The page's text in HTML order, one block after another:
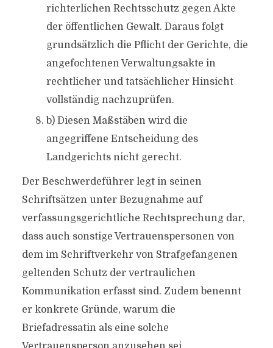
richterlichen Rechtsschutz gegen Akte
der öffentlichen Gewalt. Daraus folgt
grundsätzlich die Pflicht der Gerichte, die
angefochtenen Verwaltungsakte in
rechtlicher und tatsächlicher Hinsicht
vollständig nachzuprüfen.
b) Diesen Maßstäben wird die
angegriffene Entscheidung des
Landgerichts nicht gerecht.
Der Beschwerdeführer legt in seinen
Schriftsätzen unter Bezugnahme auf
verfassungsgerichtliche Rechtsprechung dar,
dass auch sonstige Vertrauenspersonen von
dem im Schriftverkehr von Strafgefangenen
geltenden Schutz der vertraulichen
Kommunikation erfasst sind. Zudem benennt
er konkrete Gründe, warum die
Briefadressatin als eine solche